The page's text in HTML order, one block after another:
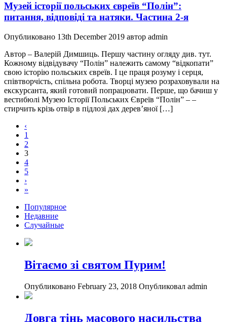
Музей історії польських євреїв “Полін”:
питання, відповіді та натяки. Частина 2-я
Опубликовано 13th December 2019 автор admin
Автор – Валерій Димшиць. Першу частину огляду див. тут.
Кожному відвідувачу “Полін” належить самому “відкопати”
свою історію польських євреїв. І це праця розуму і серця,
співтворчість, спільна робота. Творці музею розраховували на
екскурсанта, який готовий попрацювати. Перше, що бачиш у
вестибюлі Музею Історії Польських Євреїв “Полін” – –
стирчить крізь отвір в підлозі дах дерев’яної […]
‹
1
2
3
4
5
›
»
Популярное
Недавние
Случайные
Вітаємо зі святом Пурим!
Опубликовано February 23, 2018 Опубликовал admin
Довга тінь масового насильства